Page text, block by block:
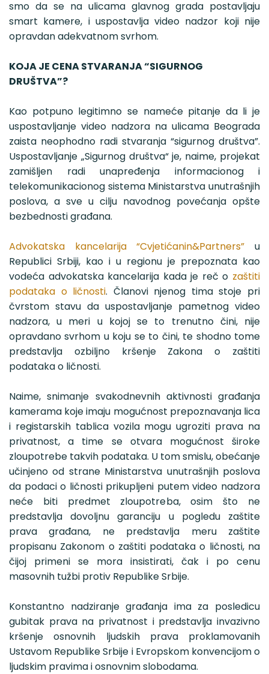
smo da se na ulicama glavnog grada postavljaju
smart kamere, i uspostavlja video nadzor koji nije
opravdan adekvatnom svrhom.
KOJA JE CENA STVARANJA “SIGURNOG
DRUŠTVA”?
Kao potpuno legitimno se nameće pitanje da li je
uspostavljanje video nadzora na ulicama Beograda
zaista neophodno radi stvaranja “sigurnog društva”.
Uspostavljanje „Sigurnog društva“ je, naime, projekat
zamišljen radi unapređenja informacionog i
telekomunikacionog sistema Ministarstva unutrašnjih
poslova, a sve u cilju navodnog povećanja opšte
bezbednosti građana.
Advokatska kancelarija “Cvjetićanin&Partners” u
Republici Srbiji, kao i u regionu je prepoznata kao
vodeća advokatska kancelarija kada je reč o zaštiti
podataka o ličnosti. Članovi njenog tima stoje pri
čvrstom stavu da uspostavljanje pametnog video
nadzora, u meri u kojoj se to trenutno čini, nije
opravdano svrhom u koju se to čini, te shodno tome
predstavlja ozbiljno kršenje Zakona o zaštiti
podataka o ličnosti.
Naime, snimanje svakodnevnih aktivnosti građanja
kamerama koje imaju mogućnost prepoznavanja lica
i registarskih tablica vozila mogu ugroziti prava na
privatnost, a time se otvara mogućnost široke
zloupotrebe takvih podataka. U tom smislu, obećanje
učinjeno od strane Ministarstva unutrašnjih poslova
da podaci o ličnosti prikupljeni putem video nadzora
neće biti predmet zloupotreba, osim što ne
predstavlja dovoljnu garanciju u pogledu zaštite
prava građana, ne predstavlja meru zaštite
propisanu Zakonom o zaštiti podataka o ličnosti, na
čijoj primeni se mora insistirati, čak i po cenu
masovnih tužbi protiv Republike Srbije.
Konstantno nadziranje građanja ima za posledicu
gubitak prava na privatnost i predstavlja invazivno
kršenje osnovnih ljudskih prava proklamovanih
Ustavom Republike Srbije i Evropskom konvencijom o
ljudskim pravima i osnovnim slobodama.